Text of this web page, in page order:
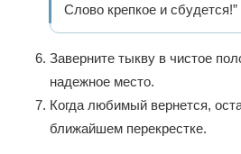
Слово крепкое и сбудется!”
Заверните тыкву в чистое
надежное место.
Когда любимый вернется,
ближайшем перекрестке.